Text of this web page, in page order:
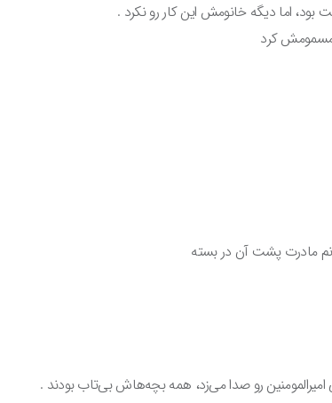
اما دیگه خانومش این کار رو نکرد .
مسمومش کرد
مادرت پشت آن در بسته
رو صدا می‌زد، همه بچه‌هاش بی‌تاب بودند .